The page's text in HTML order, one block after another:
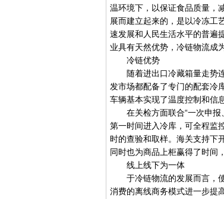
温环境下，以保证食品质量，
展而建立起来的，是以冷冻工
速发展和人民生活水平的普遍
业具有天然优势，冷链物流成
冷链优势
随着进出口冷藏箱量走势连
发市场都配备了专门的配套冷
车辆基本实现了温度控制和信
在关检方面联合“一次申报
第一时间进入冷库，可全程监
时的查验和取样。海关支持下
同时也为商品上柜赢得了时间
线上线下为一体
于冷链物流的发展而言，使
消费的离线商务模式进一步提